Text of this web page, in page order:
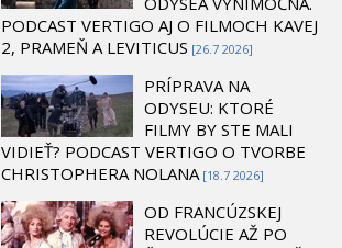
PODCAST VERTIGO AJ O FILMOCH KAVEJ
2, PRAMEŇ A LEVITICUS [26.7 2026]
PRÍPRAVA NA
ODYSEU: KTORÉ
FILMY BY STE MALI
VIDIEŤ? PODCAST VERTIGO O TVORBE
CHRISTOPHERA NOLANA [18.7 2026]
OD FRANCÚZSKEJ
REVOLÚCIE AŽ PO